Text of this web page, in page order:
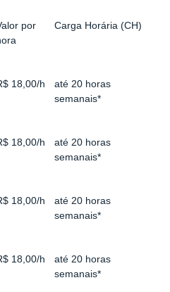
por
Carga Horária (CH)
18,00/h
até 20 horas
semanais*
18,00/h
até 20 horas
semanais*
18,00/h
até 20 horas
semanais*
18,00/h
até 20 horas
semanais*